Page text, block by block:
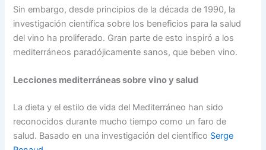
Sin embargo, desde principios de la década de 1990, la
investigación científica sobre los beneficios para la salud
del vino ha proliferado. Gran parte de esto inspiró a los
mediterráneos paradójicamente sanos, que beben vino.
Lecciones mediterráneas sobre vino y salud
La dieta y el estilo de vida del Mediterráneo han sido
reconocidos durante mucho tiempo como un faro de
salud. Basado en una investigación del científico Serge